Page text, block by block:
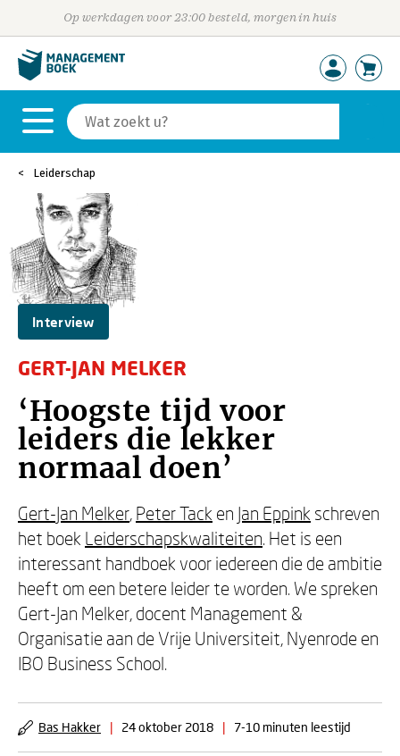
Op werkdagen voor 23:00 besteld, morgen in huis
Leiderschap
Interview
GERT-JAN MELKER
‘Hoogste tijd voor
leiders die lekker
normaal doen’
Gert-Jan Melker, Peter Tack en Jan Eppink schreven
het boek Leiderschapskwaliteiten. Het is een
interessant handboek voor iedereen die de ambitie
heeft om een betere leider te worden. We spreken
Gert-Jan Melker, docent Management &
Organisatie aan de Vrije Universiteit, Nyenrode en
IBO Business School.
Bas Hakker | 24 oktober 2018 | 7-10 minuten leestijd